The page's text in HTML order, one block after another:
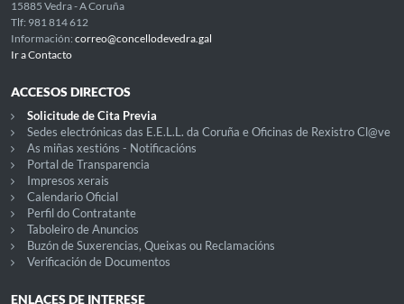
15885 Vedra - A Coruña
Tlf: 981 814 612
Información: correo@concellodevedra.gal
Ir a Contacto
ACCESOS DIRECTOS
Solicitude de Cita Previa
Sedes electrónicas das E.E.L.L. da Coruña e Oficinas de Rexistro Cl@ve
As miñas xestións - Notificacións
Portal de Transparencia
Impresos xerais
Calendario Oficial
Perfil do Contratante
Taboleiro de Anuncios
Buzón de Suxerencias, Queixas ou Reclamacións
Verificación de Documentos
ENLACES DE INTERESE